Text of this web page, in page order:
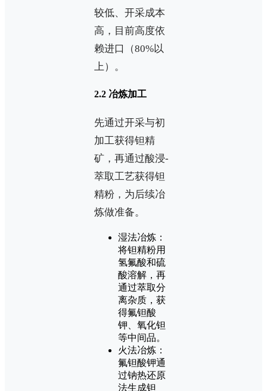
较低、开采成本
高，目前高度依
赖进口（80%以
上）。
2.2 冶炼加工
先通过开采与初
加工获得钽精
矿，再通过酸浸-
萃取工艺获得钽
精粉，为后续冶
炼做准备。
湿法冶炼：
将钽精粉用
氢氟酸和硫
酸溶解，再
通过萃取分
离杂质，获
得氟钽酸
钾、氧化钽
等中间品。
火法冶炼：
氟钽酸钾通
过钠热还原
法生成钽